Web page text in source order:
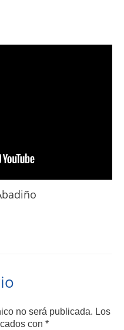
no será publicada. Los
con *